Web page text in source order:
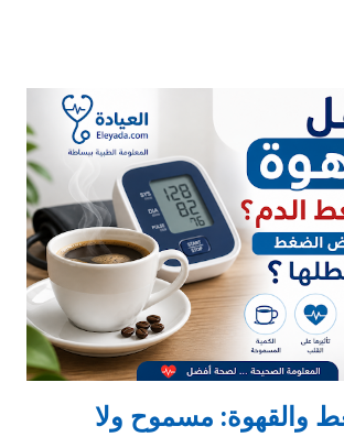
بتنتج من انتقال الإلكترونات بين الأسطح
⚡ ليه بتحصل أكتر في الشتاء؟ الظاهرة دي
وده بسبب: الجو بيكون ناشف (رطوبة قليلة)
على تراكم الشحنات لبس الصوف والبطاطين
ليه في ناس بتتكهرب أكتر من ناس؟ في عوامل
بتخلي بعض الناس تحس بالكهربا أكتر: 1. نوع الملابس الأقمشة
...
والقهوة: مسموح ولا